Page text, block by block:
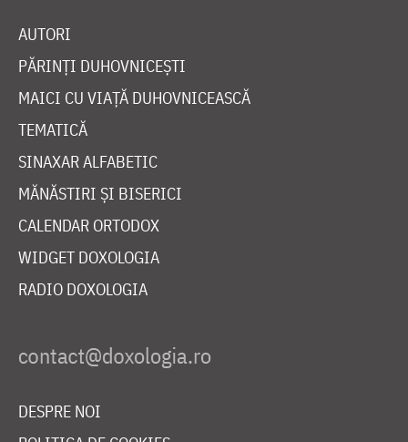
AUTORI
PĂRINȚI DUHOVNICEȘTI
MAICI CU VIAȚĂ DUHOVNICEASCĂ
TEMATICĂ
SINAXAR ALFABETIC
MĂNĂSTIRI ȘI BISERICI
CALENDAR ORTODOX
WIDGET DOXOLOGIA
RADIO DOXOLOGIA
DESPRE NOI